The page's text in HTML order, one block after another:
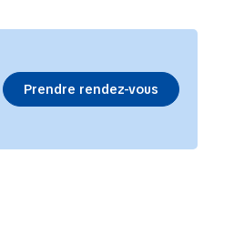
Prendre rendez-vous